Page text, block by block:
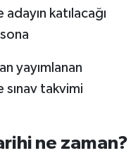
katılacağı
yayımlanan
sınav takvimi
ne zaman?